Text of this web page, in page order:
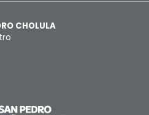
CHOLULA